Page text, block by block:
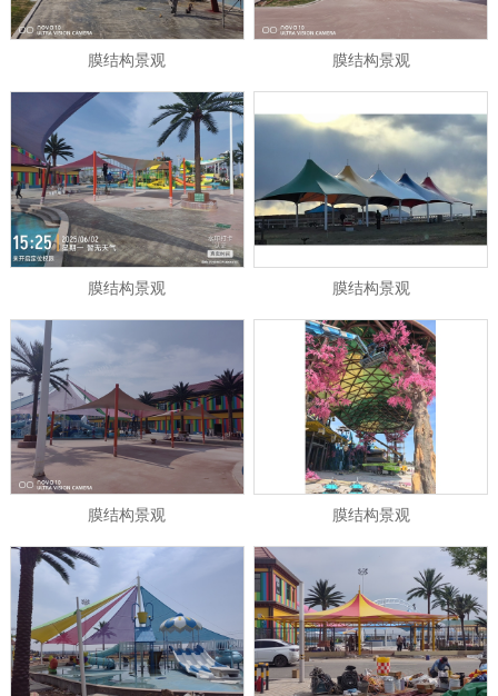
1
膜结构景观 膜结构景观
膜结构景观 膜结构景观
膜结构景观 膜结构景观